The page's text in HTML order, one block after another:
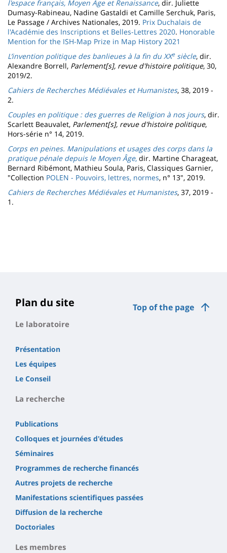
l'espace français, Moyen Âge et Renaissance, dir. Juliette
Dumasy-Rabineau, Nadine Gastaldi et Camille Serchuk, Paris,
Le Passage / Archives Nationales, 2019. Prix Duchalais de
l'Académie des Inscriptions et Belles-Lettres 2020. Honorable
Mention for the ISH-Map Prize in Map History 2021
L’invention politique des banlieues à la fin du XXesiècle, dir.
Alexandre Borrell, Parlement[s], revue d'histoire politique, 30,
2019/2.
Cahiers de Recherches Médiévales et Humanistes, 38, 2019 -
2.
Couples en politique : des guerres de Religion à nos jours, dir.
Scarlett Beauvalet, Parlement[s], revue d'histoire politique,
Hors-série n° 14, 2019.
Corps en peines. Manipulations et usages des corps dans la
pratique pénale depuis le Moyen Âge, dir. Martine Charageat,
Bernard Ribémont, Mathieu Soula, Paris, Classiques Garnier,
"Collection POLEN - Pouvoirs, lettres, normes, n° 13", 2019.
Cahiers de Recherches Médiévales et Humanistes, 37, 2019 -
1.
Top of the page
Plan du site
Le laboratoire
Présentation
Les équipes
Le Conseil
La recherche
Publications
Colloques et journées d'études
Séminaires
Programmes de recherche financés
Autres projets de recherche
Manifestations scientifiques passées
Diffusion de la recherche
Doctoriales
Les membres